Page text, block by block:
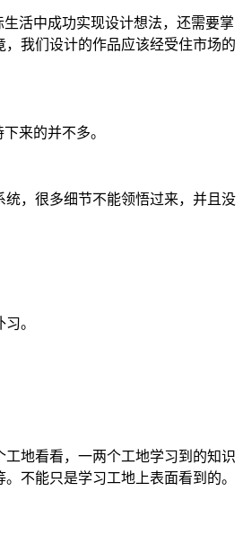
活中成功实现设计想法，还需要掌
我们设计的作品应该经受住市场的
来的并不多。
，很多细节不能领悟过来，并且没
。
地看看，一两个工地学习到的知识
不能只是学习工地上表面看到的。